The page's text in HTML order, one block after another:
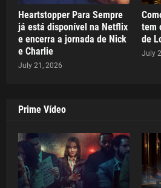
Heartstopper Para Sempre
já está disponível na Netflix
e encerra a jornada de Nick
e Charlie
July 21, 2026
tem
de
July
Prime Vídeo